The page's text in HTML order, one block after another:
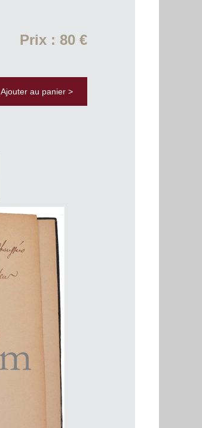
Prix : 80 €
Ajouter au panier >